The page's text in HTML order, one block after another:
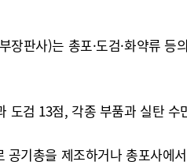
판사)는 총포·도검·화약류
검 13점, 각종 부품과 실탄
기총을 제조하거나 총포사에